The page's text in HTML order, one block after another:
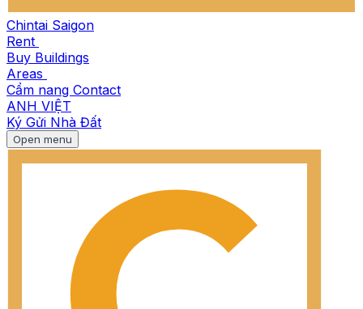
Chintai Saigon
Rent
Buy Buildings
Areas
Cẩm nang Contact
ANH VIỆT
Ký Gửi Nhà Đất
Open menu